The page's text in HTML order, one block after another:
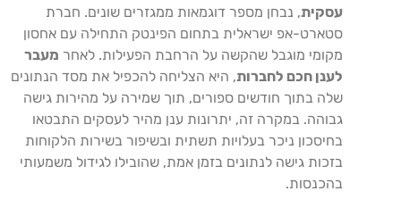
עסקית, נבחן מספר דוגמאות ממגזרים שונים. חברת
סטארט-אפ ישראלית בתחום הפינטק התחילה עם אחסון
מקומי מוגבל שהקשה על הרחבת הפעילות. לאחר מעבר
לענן חכם לחברות, היא הצליחה להכפיל את מסד הנתונים
שלה בתוך חודשים ספורים, תוך שמירה על מהירות גישה
גבוהה. במקרה זה, יתרונות ענן מהיר לעסקים התבטאו
בחיסכון ניכר בעלויות תשתית ובשיפור בשירות הלקוחות
בזכות גישה לנתונים בזמן אמת, שהובילו לגידול משמעותי
בהכנסות.